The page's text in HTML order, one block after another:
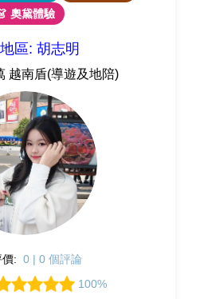
奧黛體驗
區: 胡志明
越南盾(導遊及地陪)
: 0 | 0 個評論
100%